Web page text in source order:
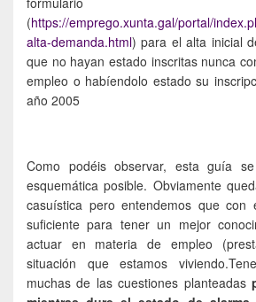
(https://emprego.xunta.gal/portal/
alta-demanda.html) para el alta inicial
que no hayan estado inscritas nunca
empleo o habíendolo estado su
año 2005
Como podéis observar, esta guía
esquemática posible. Obviamente
casuística pero entendemos que con
suficiente para tener un mejor
actuar en materia de empleo
situación que estamos
muchas de las cuestiones planteadas